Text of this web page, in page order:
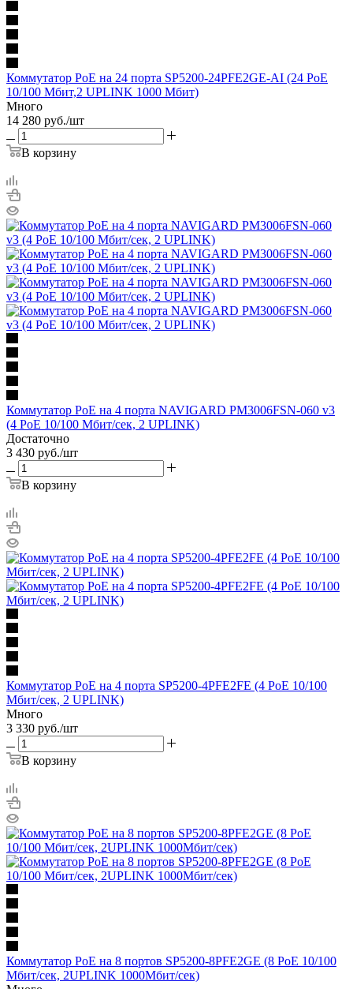
Коммутатор PoE на 24 порта SP5200-24PFE2GE-AI (24 PoE
10/100 Мбит,2 UPLINK 1000 Мбит)
Много
14 280 руб./шт
В корзину
Коммутатор PoE на 4 порта NAVIGARD PM3006FSN-060 v3
(4 PoE 10/100 Мбит/сек, 2 UPLINK)
Достаточно
3 430 руб./шт
В корзину
Коммутатор PoE на 4 порта SP5200-4PFE2FE (4 PoE 10/100
Мбит/сек, 2 UPLINK)
Много
3 330 руб./шт
В корзину
Коммутатор PoE на 8 портов SP5200-8PFE2GE (8 PoE 10/100
Мбит/сек, 2UPLINK 1000Мбит/сек)